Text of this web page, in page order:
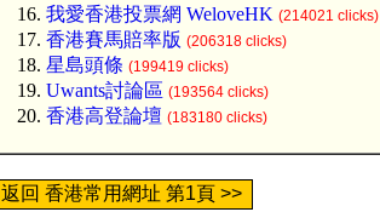
我愛香港投票網 WeloveHK (214021 clicks)
香港賽馬賠率版 (206318 clicks)
星島頭條 (199419 clicks)
Uwants討論區 (193564 clicks)
香港高登論壇 (183180 clicks)
返回 香港常用網址 第1頁 >>